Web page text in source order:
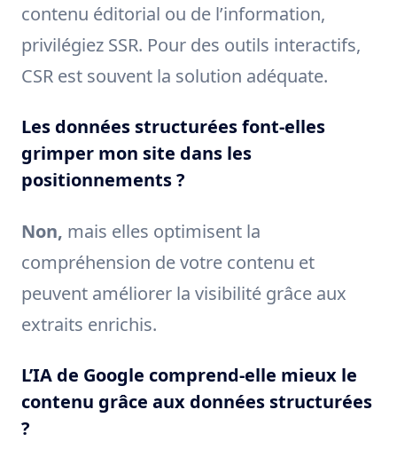
contenu éditorial ou de l’information,
privilégiez SSR. Pour des outils interactifs,
CSR est souvent la solution adéquate.
Les données structurées font-elles
grimper mon site dans les
positionnements ?
Non, mais elles optimisent la
compréhension de votre contenu et
peuvent améliorer la visibilité grâce aux
extraits enrichis.
L’IA de Google comprend-elle mieux le
contenu grâce aux données structurées
?